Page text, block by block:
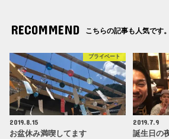
RECOMMEND こちらの記事も人気です。
プライベート
2019.8.15
お盆休み満喫してます
2019.7.9
誕生日の